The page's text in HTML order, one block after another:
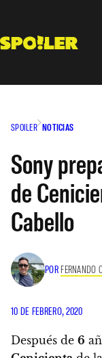
contenido
SPOILER NOTICIAS
Sony
de
Cabello
POR FERNANDO
10 DE FEBRERO, 2020
Después de 6